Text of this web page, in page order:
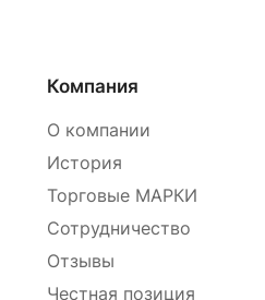
Компания
О компании
История
Торговые МАРКИ
Сотрудничество
Отзывы
Честная позиция